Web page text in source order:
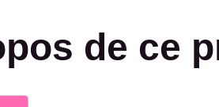
de ce